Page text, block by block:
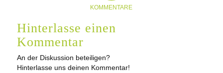
KOMMENTARE
Hinterlasse einen
Kommentar
An der Diskussion beteiligen?
Hinterlasse uns deinen Kommentar!